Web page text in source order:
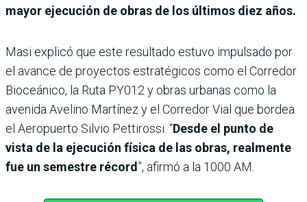
mayor ejecución de obras de los últimos diez años.
Masi explicó que este resultado estuvo impulsado por
el avance de proyectos estratégicos como el Corredor
Bioceánico, la Ruta PY012 y obras urbanas como la
avenida Avelino Martínez y el Corredor Vial que bordea
el Aeropuerto Silvio Pettirossi. “Desde el punto de
vista de la ejecución física de las obras, realmente
fue un semestre récord”, afirmó a la 1000 AM.